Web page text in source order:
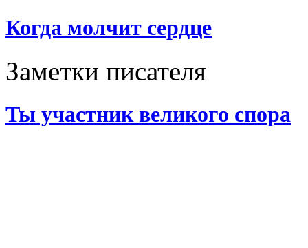
Когда молчит сердце
Заметки писателя
Ты участник великого спора